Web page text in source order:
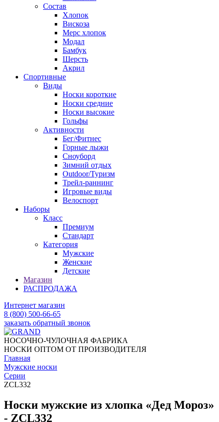
Состав
Хлопок
Вискоза
Мерс хлопок
Модал
Бамбук
Шерсть
Акрил
Спортивные
Виды
Носки короткие
Носки средние
Носки высокие
Гольфы
Активности
Бег/Фитнес
Горные лыжи
Сноуборд
Зимний отдых
Outdoor/Туризм
Трейл-раннинг
Игровые виды
Велоспорт
Наборы
Класс
Премиум
Стандарт
Категория
Мужские
Женские
Детские
Магазин
РАСПРОДАЖА
Интернет магазин
8 (800) 500-66-65
заказать обратный звонок
НОСОЧНО-ЧУЛОЧНАЯ ФАБРИКА
НОСКИ ОПТОМ ОТ ПРОИЗВОДИТЕЛЯ
Главная
Мужские носки
Серии
ZCL332
Носки мужские из хлопка «Дед Мороз»
- ZCL332